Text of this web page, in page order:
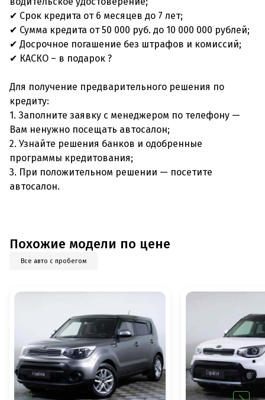
✔ Срок кредита от 6 месяцев до 7 лет;
✔ Сумма кредита от 50 000 руб. до 10 000 000 рублей;
✔ Досрочное погашение без штрафов и комиссий;
✔ КАСКО – в подарок ?
Для получение предварительного решения по
кредиту:
1. Заполните заявку с менеджером по телефону —
Вам ненужно посещать автосалон;
2. Узнайте решения банков и одобренные
программы кредитования;
3. При положительном решении — посетите
автосалон.
Похожие модели по цене
Все авто с пробегом